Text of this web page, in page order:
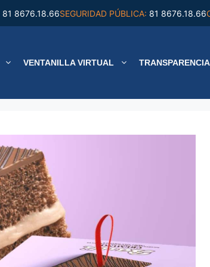
81 8676.18.66SEGURIDAD PÚBLICA: 81 8676.18.66
VENTANILLA VIRTUAL TRANSPARENCIA